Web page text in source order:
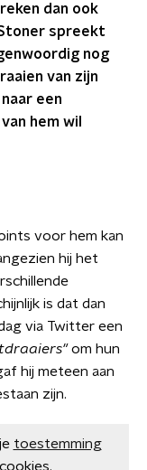
dan ook
spreekt
nog
van zijn
een
hem wil
voor hem kan
hij het
is dat dan
via Twitter een
om hun
hij meteen aan
zijn.
toestemming